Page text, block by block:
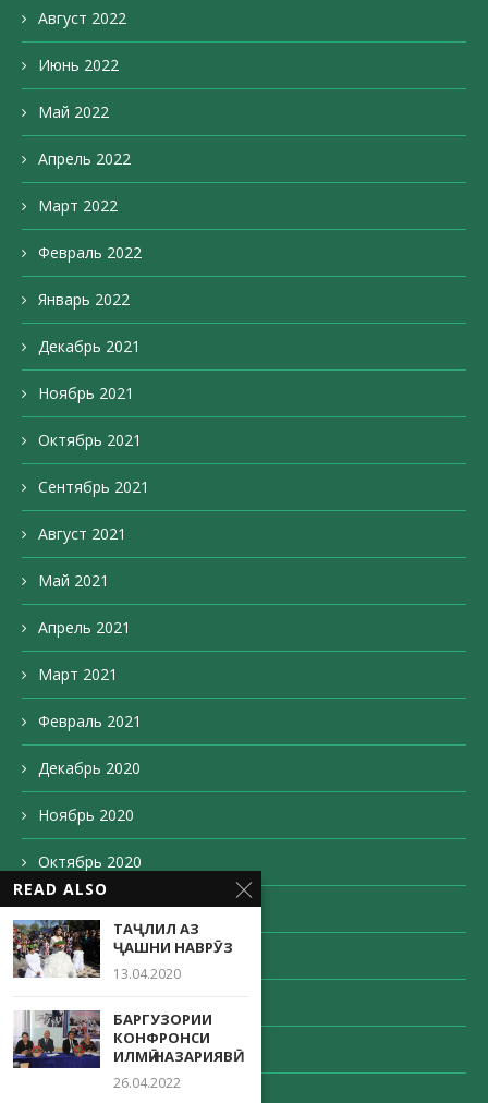
Август 2022
Июнь 2022
Май 2022
Апрель 2022
Март 2022
Февраль 2022
Январь 2022
Декабрь 2021
Ноябрь 2021
Октябрь 2021
Сентябрь 2021
Август 2021
Май 2021
Апрель 2021
Март 2021
Февраль 2021
Декабрь 2020
Ноябрь 2020
Октябрь 2020
Сентябрь 2020
Август 2020
Апрель 2020
READ ALSO
ТАҶЛИЛ АЗ
ҶАШНИ НАВРӮЗ
13.04.2020
БАРГУЗОРИИ
КОНФРОНСИ
ИЛМӢ-НАЗАРИЯВӢ
26.04.2022